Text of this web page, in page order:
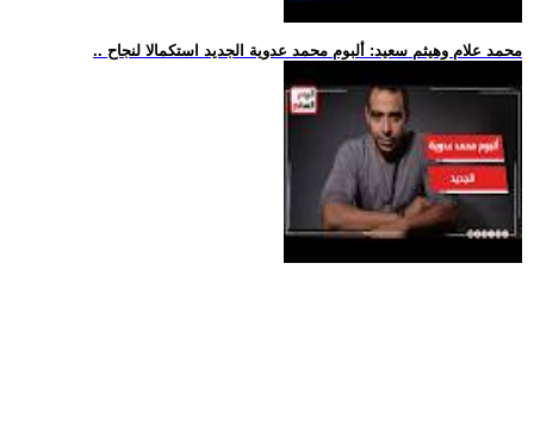
.. محمد علام وهيثم سعيد: ألبوم محمد عدوية الجديد استكمالا لنجاح